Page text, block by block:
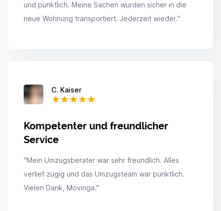
und pünktlich. Meine Sachen wurden sicher in die
neue Wohnung transportiert. Jederzeit wieder."
C. Kaiser
Kompetenter und freundlicher
Service
"Mein Umzugsberater war sehr freundlich. Alles
verlief zügig und das Umzugsteam war pünktlich.
Vielen Dank, Movinga."